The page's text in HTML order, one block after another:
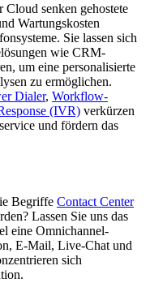
senken gehostete
Wartungskosten
Sie lassen sich
wie CRM-
um eine personalisierte
zu ermöglichen.
Dialer, Workflow-
(IVR) verkürzen
und fördern das
Begriffe Contact Center
Lassen Sie uns das
eine Omnichannel-
E-Mail, Live-Chat und
sich